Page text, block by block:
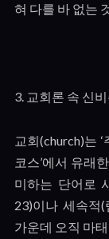
혀 다를 바 없는
3. 교회론 속 신
교회(church)는‘
코스’에서 유래
미하는 단어로
23)이나 세속적(
가운데 오직 마